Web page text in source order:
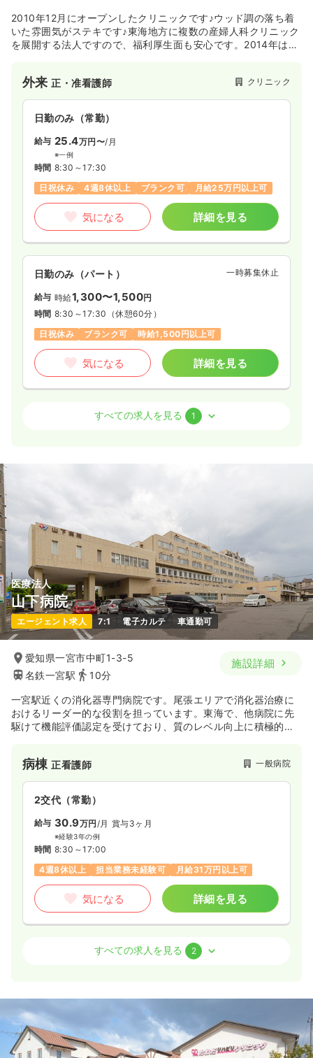
2010年12月にオープンしたクリニックです♪ウッド調の落ち着
いた雰囲気がステキです♪東海地方に複数の産婦人科クリニック
を展開する法人ですので、福利厚生面も安心です。2014年は毎
す。外来正・准看護師 クリニック
日勤のみ（常勤）
給与 25.4万円〜/月
※一例
時間 8:30～17:30
日祝休み
4週8休以上 ブランク可 月給25万円以上可
気になる 詳細を見る
日勤のみ（パート） 一時募集休止
給与 時給1,300〜1,500円
時間 8:30～17:30 （休憩60分）
日祝休み
ブランク可 時給1,500円以上可
気になる 詳細を見る
正・准看護師
気になる 詳細を見る
すべての求人を見る 1
医療法人
山下病院
エージェント求人 7:1 電子カルテ 車通勤可
愛知県一宮市中町1-3-5
名鉄一宮駅
10分
施設詳細
一宮駅近くの消化器専門病院です。尾張エリアで消化器治療に
おけるリーダー的な役割を担っています。東海で、他病院に先
駆けて機能評価認定を受けており、質のレベル向上に積極的な
病棟正看護師 一般病院
2交代（常勤）
給与 30.9万円 /月 賞与3ヶ月
※経験3年の例
時間 8:30～17:00
4週8休以上
担当業務未経験可 月給31万円以上可
気になる 詳細を見る
正看護師
時間 8:30～17:30
日祝休み
オンコールあり
担当業務未経験可
すべての求人を見る 2